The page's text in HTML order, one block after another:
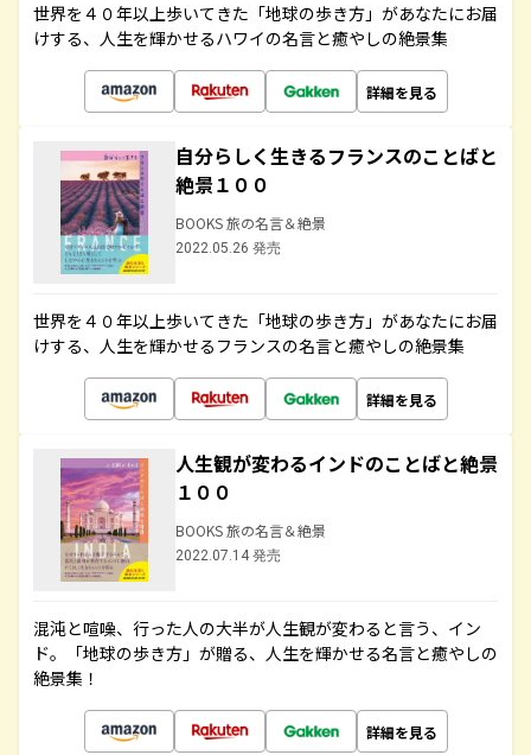
世界を４０年以上歩いてきた「地球の歩き方」があなたにお届
けする、人生を輝かせるハワイの名言と癒やしの絶景集
詳細を見る
自分らしく生きるフランスのことばと
絶景１００
BOOKS 旅の名言＆絶景
2022.05.26 発売
世界を４０年以上歩いてきた「地球の歩き方」があなたにお届
けする、人生を輝かせるフランスの名言と癒やしの絶景集
詳細を見る
人生観が変わるインドのことばと絶景
１００
BOOKS 旅の名言＆絶景
2022.07.14 発売
混沌と喧噪、行った人の大半が人生観が変わると言う、イン
ド。「地球の歩き方」が贈る、人生を輝かせる名言と癒やしの
絶景集！
詳細を見る